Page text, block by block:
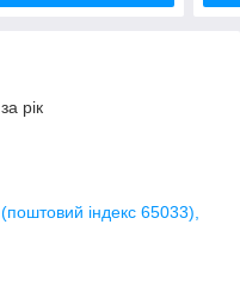
рік
індекс 65033),